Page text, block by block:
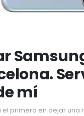
mí
el primero en dejar